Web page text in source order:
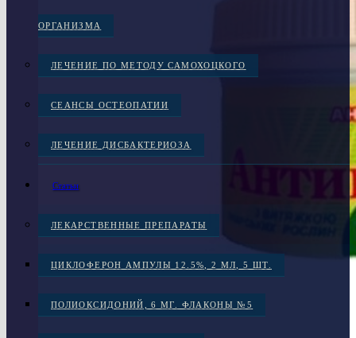
ОРГАНИЗМА
ЛЕЧЕНИЕ ПО МЕТОДУ САМОХОЦКОГО
СЕАНСЫ ОСТЕОПАТИИ
ЛЕЧЕНИЕ ДИСБАКТЕРИОЗА
Статьи
ЛЕКАРСТВЕННЫЕ ПРЕПАРАТЫ
ЦИКЛОФЕРОН АМПУЛЫ 12.5%, 2 МЛ, 5 ШТ.
ПОЛИОКСИДОНИЙ, 6 МГ. ФЛАКОНЫ №5